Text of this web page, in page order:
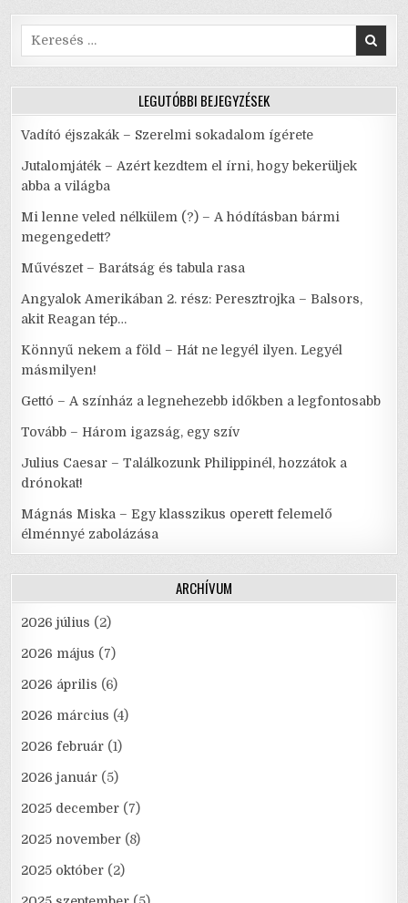
Search
for:
LEGUTÓBBI BEJEGYZÉSEK
Vadító éjszakák – Szerelmi sokadalom ígérete
Jutalomjáték – Azért kezdtem el írni, hogy bekerüljek
abba a világba
Mi lenne veled nélkülem (?) – A hódításban bármi
megengedett?
Művészet – Barátság és tabula rasa
Angyalok Amerikában 2. rész: Peresztrojka – Balsors,
akit Reagan tép…
Könnyű nekem a föld – Hát ne legyél ilyen. Legyél
másmilyen!
Gettó – A színház a legnehezebb időkben a legfontosabb
Tovább – Három igazság, egy szív
Julius Caesar – Találkozunk Philippinél, hozzátok a
drónokat!
Mágnás Miska – Egy klasszikus operett felemelő
élménnyé zabolázása
ARCHÍVUM
2026 július (2)
2026 május (7)
2026 április (6)
2026 március (4)
2026 február (1)
2026 január (5)
2025 december (7)
2025 november (8)
2025 október (2)